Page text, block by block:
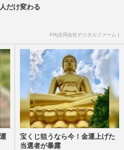
だけ変わる
PR(合同会社デジタルファーム )
宝くじ狙うなら今！金運上げた
当選者が暴露